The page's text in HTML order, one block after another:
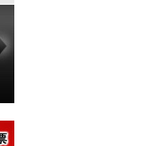
20121023 手艺Ⅱ